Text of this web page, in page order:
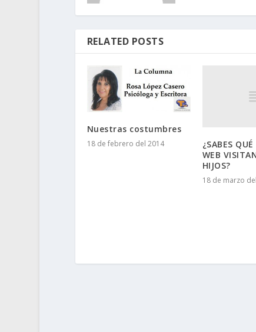
RELATED POSTS
Nuestras costumbres
18 de febrero del 2014
¿SABES
WEB
HIJOS?
18 de marzo